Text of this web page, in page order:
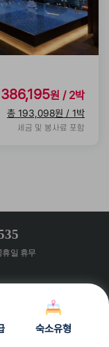
386,195원 / 2박
총 193,098원 / 1박
세금 및 봉사료 포함
숙소유형
휴일 휴무